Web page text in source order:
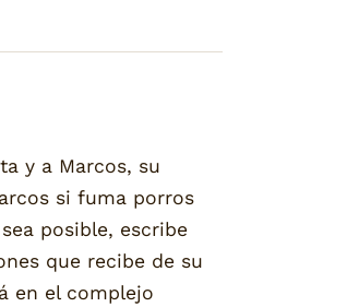
y a Marcos, su
si fuma porros
posible, escribe
que recibe de su
en el complejo